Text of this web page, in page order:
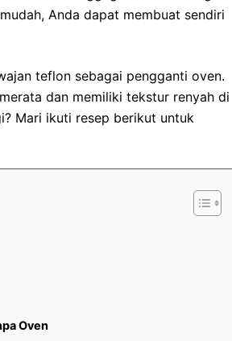
Anda dapat membuat sendiri
teflon sebagai pengganti oven.
dan memiliki tekstur renyah di
Mari ikuti resep berikut untuk
Oven